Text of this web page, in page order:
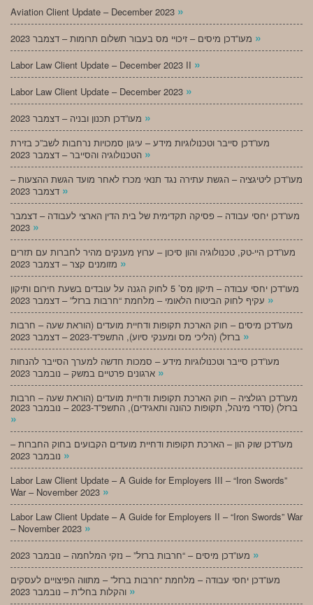
Aviation Client Update – December 2023 »
»
Labor Law Client Update – December 2023 II »
Labor Law Client Update – December 2023 »
»
מעו”דכן סייבר וטכנולוגיות מידע – עיגון סמכויות נרחבות לשב”כ בזירת
»
מעו”דכן ליטיגציה – הגשת עתירה נגד תנאי מכרז לאחר מועד הגשת ההצעות –
»
מעו”דכן יחסי עבודה – פסיקה תקדימית של בית הדין הארצי לעבודה – דצמבר
»
מעו”דכן היי-טק, טכנולוגיה והון סיכון – ערוץ מענקים מהיר לחברות עם תזרים
»
מעו”דכן יחסי עבודה – תיקון מס’ 5 לחוק הגנה על עובדים בשעת חירום ותיקון
»
מעו”דכן מיסים – חוק הארכת תקופות ודחיית מועדים (הוראת שעה – חרבות
»
מעו”דכן סייבר וטכנולוגיות מידע – סמכות חדשה למערך הסייבר להנחות
»
מעו”דכן רגולציה – חוק הארכת תקופות ודחיית מועדים (הוראת שעה – חרבות
ברזל) (סדרי מינהל, תקופות כהונה ותאגידים), התשפ”ד-2023 – נובמבר 2023
»
מעו”דכן שוק הון – הארכת תקופות ודחיית מועדים הקבועים בחוק החברות –
»
Labor Law Client Update – A Guide for Employers III – “Iron Swords”
War – November 2023 »
Labor Law Client Update – A Guide for Employers II – “Iron Swords” War
– November 2023 »
»
מעו”דכן יחסי עבודה – מלחמת “חרבות ברזל” – מתווה הפיצויים לעסקים
»